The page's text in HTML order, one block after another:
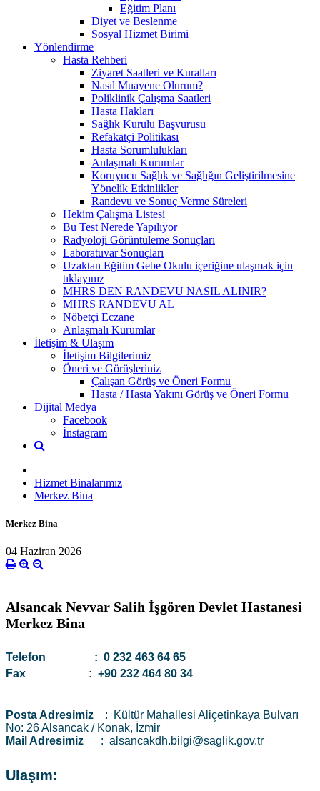
Eğitim Planı
Diyet ve Beslenme
Sosyal Hizmet Birimi
Yönlendirme
Hasta Rehberi
Ziyaret Saatleri ve Kuralları
Nasıl Muayene Olurum?
Poliklinik Çalışma Saatleri
Hasta Hakları
Sağlık Kurulu Başvurusu
Refakatçi Politikası
Hasta Sorumlulukları
Anlaşmalı Kurumlar
Koruyucu Sağlık ve Sağlığın Geliştirilmesine
Yönelik Etkinlikler
Randevu ve Sonuç Verme Süreleri
Hekim Çalışma Listesi
Bu Test Nerede Yapılıyor
Radyoloji Görüntüleme Sonuçları
Laboratuvar Sonuçları
Uzaktan Eğitim Gebe Okulu içeriğine ulaşmak için
tıklayınız
MHRS DEN RANDEVU NASIL ALINIR?
MHRS RANDEVU AL
Nöbetçi Eczane
Anlaşmalı Kurumlar
İletişim & Ulaşım
İletişim Bilgilerimiz
Öneri ve Görüşleriniz
Çalışan Görüş ve Öneri Formu
Hasta / Hasta Yakını Görüş ve Öneri Formu
Dijital Medya
Facebook
İnstagram
Hizmet Binalarımız
Merkez Bina
Merkez Bina
04 Haziran 2026
Alsancak Nevvar Salih İşgören Devlet Hastanesi
Merkez Bina
Telefon : 0 232 463 64 65
Fax : +90 232 464 80 34
Posta Adresimiz : Kültür Mahallesi Aliçetinkaya Bulvarı
No: 26 Alsancak / Konak, İzmir
Mail Adresimiz
: alsancakdh.bilgi@saglik.gov.tr
Ulaşım: